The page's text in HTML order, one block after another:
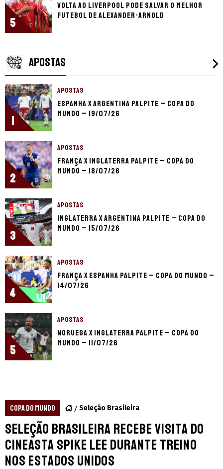
5
Volta ao Liverpool pode salvar o melhor
futebol de Alexander-Arnold
APOSTAS
1
APOSTAS
Espanha x Argentina palpite – Copa do
Mundo – 19/07/26
2
APOSTAS
França x Inglaterra palpite – Copa do
Mundo – 18/07/26
3
APOSTAS
Inglaterra x Argentina palpite – Copa do
Mundo – 15/07/26
4
APOSTAS
França x Espanha palpite – Copa do Mundo –
14/07/26
5
APOSTAS
Noruega x Inglaterra palpite – Copa do
Mundo – 11/07/26
COPA DO MUNDO Seleção Brasileira
Seleção Brasileira recebe visita do
cineasta Spike Lee durante treino
nos Estados Unidos